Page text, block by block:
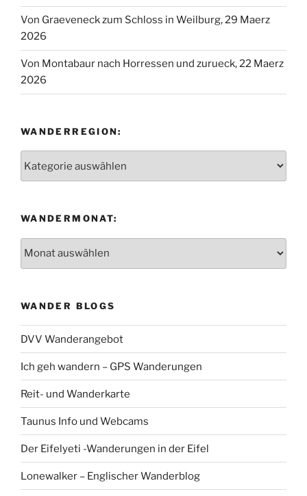
Von Graeveneck zum Schloss in Weilburg, 29 Maerz
2026
Von Montabaur nach Horressen und zurueck, 22 Maerz
2026
WANDERREGION:
WANDERMONAT:
WANDER BLOGS
DVV Wanderangebot
Ich geh wandern – GPS Wanderungen
Reit- und Wanderkarte
Taunus Info und Webcams
Der Eifelyeti -Wanderungen in der Eifel
Lonewalker – Englischer Wanderblog